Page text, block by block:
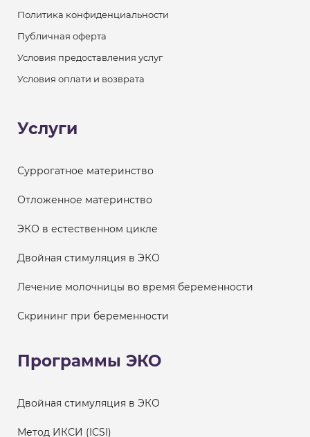
Политика конфиденциальности
Публичная оферта
Условия предоставления услуг
Условия оплати и возврата
Услуги
Суррогатное материнство
Отложенное материнство
ЭКО в естественном цикле
Двойная стимуляция в ЭКО
Лечение молочницы во время беременности
Скрининг при беременности
Программы ЭКО
Двойная стимуляция в ЭКО
Метод ИКСИ (ICSI)